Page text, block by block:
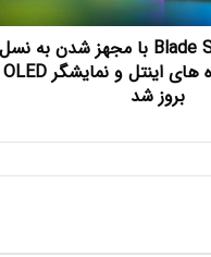
ریزر Blade Stealth 13 با مجهز شدن به نسل
یازدهم پردازنده های اینتل و نمایشگر OLED
بروز شد